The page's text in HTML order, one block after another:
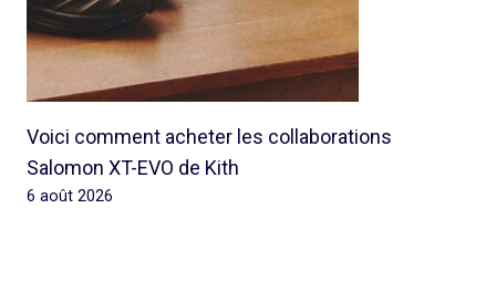
Voici comment acheter les collaborations
Salomon XT-EVO de Kith
6 août 2026